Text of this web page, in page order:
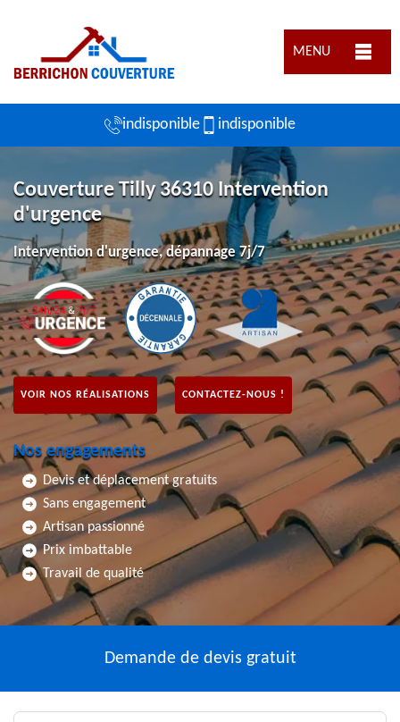
MENU
indisponible indisponible
Couverture Tilly 36310 Intervention
d'urgence
Intervention d'urgence, dépannage 7j/7
VOIR NOS RÉALISATIONS CONTACTEZ-NOUS !
Nos engagements
Devis et déplacement gratuits
Sans engagement
Artisan passionné
Prix imbattable
Travail de qualité
Demande de devis gratuit